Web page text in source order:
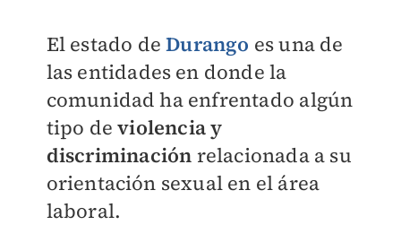
El estado deDurango es una de
las entidades en donde la
comunidad ha enfrentado algún
tipo deviolencia y
discriminación relacionada a su
orientación sexual en el área
laboral.